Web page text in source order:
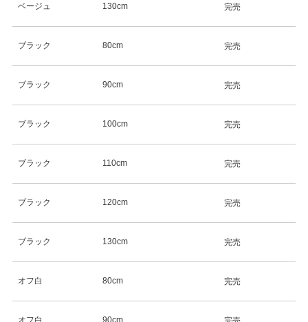
ベージュ 130cm 完売
ブラック 80cm 完売
ブラック 90cm 完売
ブラック 100cm 完売
ブラック 110cm 完売
ブラック 120cm 完売
ブラック 130cm 完売
オフ白 80cm 完売
オフ白 90cm